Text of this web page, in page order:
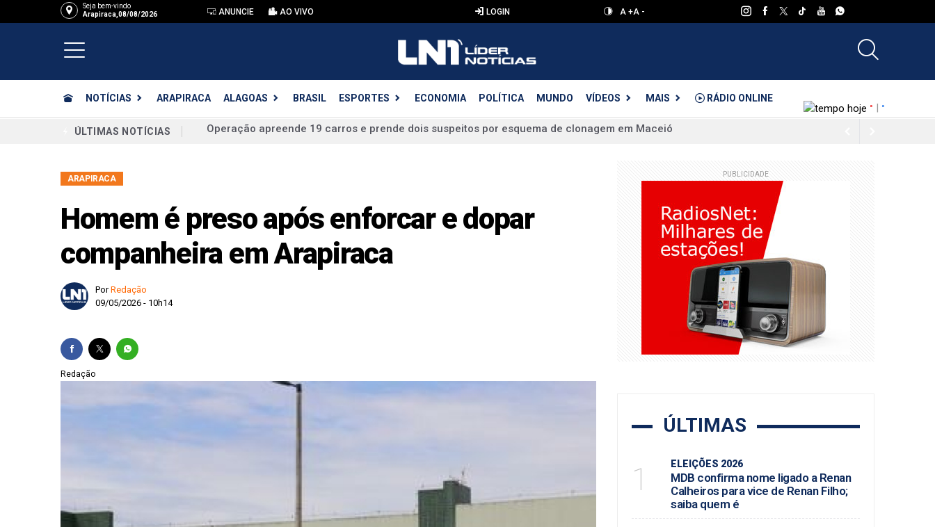
Seja bem-vindo
Arapiraca,08/08/2026
ANUNCIE AO VIVO LOGIN A +A -
NOTÍCIAS ARAPIRACA ALAGOAS BRASIL ESPORTES ECONOMIA POLÍTICA MUNDO VÍDEOS MAIS RÁDIO ONLINE
° | °
ÚLTIMAS NOTÍCIAS
Jovem de 20 anos morre após colisão entre moto e caminhão em Inhapi
Embalado por quatro vitórias nos últimos cinco jogos, Goiatuba mobiliza a torcida para o primeiro confronto das quartas de
final da Série D
Mulher é presa com drogas escondidas em mochila infantil em Arapiraca
Uneal abre inscrições para alunos especiais em mestrado de Dinâmicas Territoriais e Cultura
Operação apreende 19 carros e prende dois suspeitos por esquema de clonagem em Maceió
ARAPIRACA
Homem é preso após enforcar e dopar
companheira em Arapiraca
PorRedação
09/05/2026 - 10h14
Redação
PUBLICIDADE
ÚLTIMAS
1 ELEIÇÕES 2026
MDB confirma nome ligado a Renan
Calheiros para vice de Renan Filho;
saiba quem é